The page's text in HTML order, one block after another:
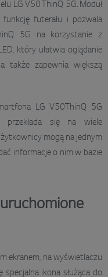
LG V50 ThinQ 5G. Moduł
futerału i pozwala
5G na korzystanie z
który ułatwia oglądanie
także zapewnia większą
LG V50ThinQ 5G
przekłada się na wiele
mogą na jednym
informacje o nim w bazie
ekranem, na wyświetlaczu
ikona służąca do